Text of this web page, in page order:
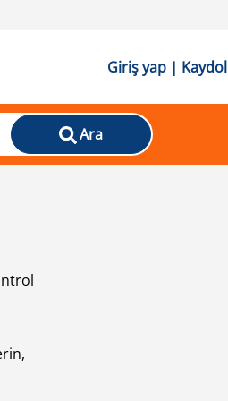
Giriş yap | Kaydol
Ara